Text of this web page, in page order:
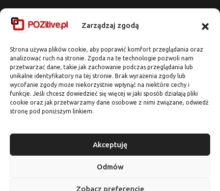
Zarządzaj zgodą
Strona używa plików cookie, aby poprawić komfort przeglądania oraz
analizować ruch na stronie. Zgoda na te technologie pozwoli nam
przetwarzać dane, takie jak zachowanie podczas przeglądania lub
unikalne identyfikatory na tej stronie. Brak wyrażenia zgody lub
wycofanie zgody może niekorzystnie wpłynąć na niektóre cechy i
funkcje. Jeśli chcesz dowiedzieć się więcej w jaki sposób działają pliki
cookie oraz jak przetwarzamy dane osobowe z nimi związane, odwiedź
stronę pod poniższym linkiem.
Akceptuję
Odmów
Zobacz preferencje
Dział Obsługi Klienta
kontakt@pozitive.pl
Adres Biura
ul. Dworcowa 7 / lok. 318
62-020 Swarzędz
Darmowa wycena